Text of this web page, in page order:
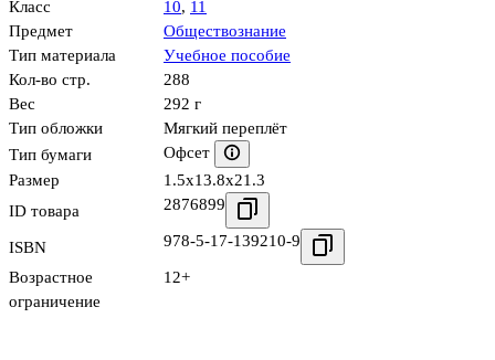
Класс 10, 11
Предмет
Обществознание
Тип материала
Учебное пособие
Кол-во стр.
288
Вес
292 г
Тип обложки
Мягкий переплёт
Тип бумаги
Офсет
Размер
1.5x13.8x21.3
ID товара
2876899
ISBN 978-5-17-139210-9
Возрастное
ограничение
12+